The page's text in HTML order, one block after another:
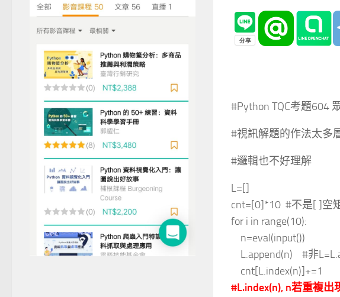
#Python TQC考題604
#視訊解題的作法太多
#邏輯也不好理解
L=[]
cnt=[0]*10 #不是[ ]空
for i in range(10):
n=eval(input())
L.append(n) #非
cnt[L.index(n)]+=1
#L.index(n), n若重複出